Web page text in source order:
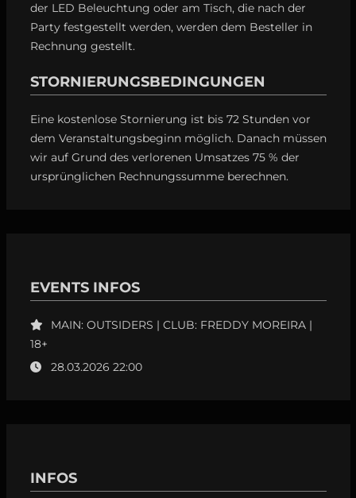
der LED Beleuchtung oder am Tisch, die nach der
Party festgestellt werden, werden dem Besteller in
Rechnung gestellt.
STORNIERUNGSBEDINGUNGEN
Eine kostenlose Stornierung ist bis 72 Stunden vor
dem Veranstaltungsbeginn möglich. Danach müssen
wir auf Grund des verlorenen Umsatzes 75 % der
ursprünglichen Rechnungssumme berechnen.
EVENTS INFOS
MAIN: OUTSIDERS | CLUB: FREDDY MOREIRA |
18+
28.03.2026 22:00
INFOS